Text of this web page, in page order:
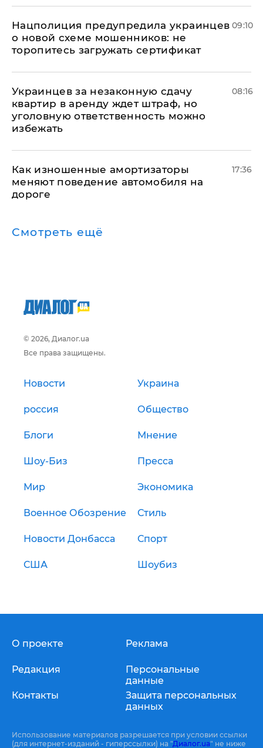
Нацполиция предупредила украинцев
о новой схеме мошенников: не
торопитесь загружать сертификат
09:10
Украинцев за незаконную сдачу
квартир в аренду ждет штраф, но
уголовную ответственность можно
избежать
08:16
Как изношенные амортизаторы
меняют поведение автомобиля на
дороге
17:36
Смотреть ещё
© 2026, Диалог.ua
Все права защищены.
Новости Украина
россия Общество
Блоги Мнение
Шоу-Биз Пресса
Мир Экономика
Военное Обозрение Стиль
Новости Донбасса Спорт
США Шоубиз
О проекте
Редакция
Контакты
Реклама
Персональные
данные
Защита персональных
данных
Использование материалов разрешается при условии ссылки
(для интернет-изданий - гиперссылки) на "Диалог.ua" не ниже